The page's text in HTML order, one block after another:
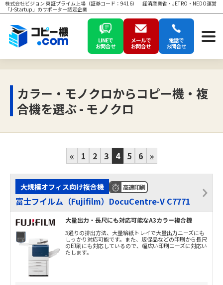
株式会社ビジョン 東証プライム上場（証券コード：9416） 経済産業省・JETRO・NEDO運営
「J-Startup」のサポーター認定企業
LINEで
お問合せ
メールで
お問合せ
電話で
お問合せ
カラー・モノクロからコピー機・複
合機を選ぶ - モノクロ
« 1 2 3 4 5 6 »
大規模オフィス向け複合機 高速印刷
富士フイルム（Fujifilm）DocuCentre-V C7771
大量出力・長尺にも対応可能なA3カラー複合機
3通りの排出方法、大量給紙トレイで大量出力ニーズにも
しっかり対応可能です。また、販促品などの印刷から長尺
の印刷にも対応しているので、幅広い印刷ニーズに対応い
たします。